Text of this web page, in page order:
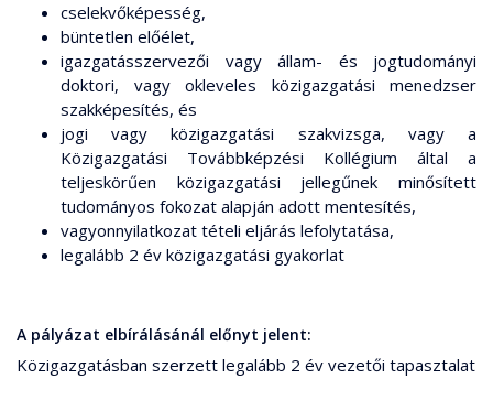
cselekvőképesség,
büntetlen előélet,
igazgatásszervezői vagy állam- és jogtudományi
doktori, vagy okleveles közigazgatási menedzser
szakképesítés, és
jogi vagy közigazgatási szakvizsga, vagy a
Közigazgatási Továbbképzési Kollégium által a
teljeskörűen közigazgatási jellegűnek minősített
tudományos fokozat alapján adott mentesítés,
vagyonnyilatkozat tételi eljárás lefolytatása,
legalább 2 év közigazgatási gyakorlat
A pályázat elbírálásánál előnyt jelent:
Közigazgatásban szerzett legalább 2 év vezetői tapasztalat